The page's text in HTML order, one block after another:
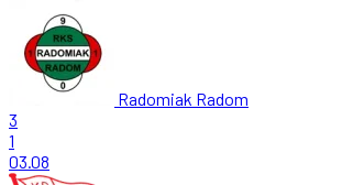
Radomiak Radom
3
1
03.08